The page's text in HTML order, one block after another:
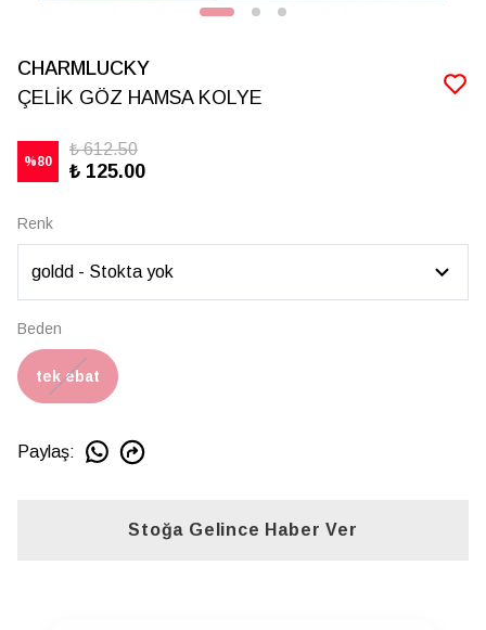
CHARMLUCKY
ÇELİK GÖZ HAMSA KOLYE
%80
₺ 612.50
₺ 125.00
Renk
Beden
tek ebat
Paylaş:
Stoğa Gelince Haber Ver